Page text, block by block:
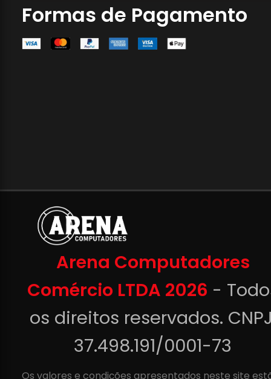
Formas de Pagamento
Arena Computadores
Comércio LTDA 2026 -
os direitos reservados.
37.498.191/0001-73
Os valores e condições apresentados neste site